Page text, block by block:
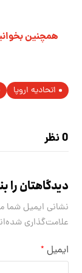
همچنین
اتحادیه اروپا
0 نظر
دیدگاهتان را
نشانی ایمیل شما
علامت‌گذاری
ایمیل *